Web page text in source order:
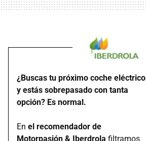
¿Buscas tu próximo coche eléctrico
y estás sobrepasado con tanta
opción? Es normal.
En el recomendador de
Motorpasión & Iberdrola filtramos